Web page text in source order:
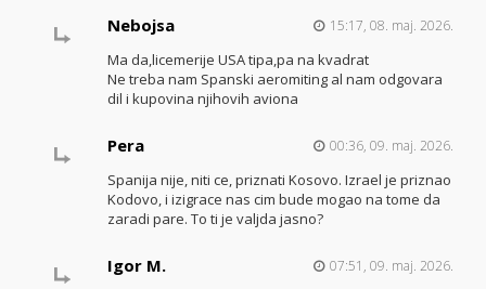
Nebojsa
15:17, 08. maj. 2026.
Ma da,licemerije USA tipa,pa na kvadrat
Ne treba nam Spanski aeromiting al nam odgovara
dil i kupovina njihovih aviona
Pera 00:36, 09. maj. 2026.
Spanija nije, niti ce, priznati Kosovo. Izrael je priznao
Kodovo, i izigrace nas cim bude mogao na tome da
zaradi pare. To ti je valjda jasno?
Igor M. 07:51, 09. maj. 2026.